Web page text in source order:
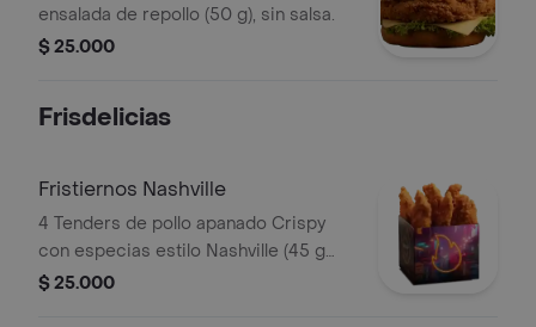
ensalada de repollo (50 g), sin salsa.
$ 25.000
Frisdelicias
Fristiernos Nashville
4 Tenders de pollo apanado Crispy
con especias estilo Nashville (45 g
und), sirope de miel picante. Imagen
$ 25.000